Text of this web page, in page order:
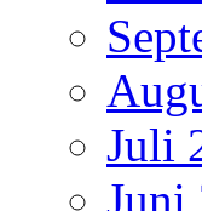
Juli
Juni